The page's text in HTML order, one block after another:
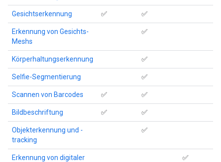
Gesichtserkennung ✅ ✅
Erkennung von Gesichts-
Meshs
✅
Körperhaltungserkennung ✅
Selfie-Segmentierung ✅
Scannen von Barcodes ✅ ✅
Bildbeschriftung ✅ ✅
Objekterkennung und -
tracking
✅
Erkennung von digitaler
✅